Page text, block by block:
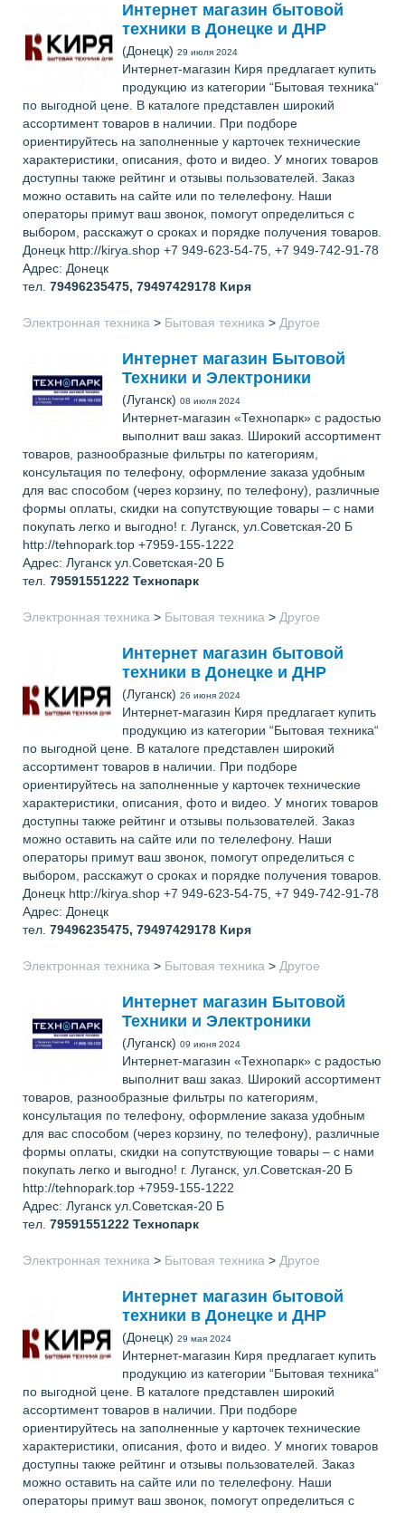
Интернет магазин бытовой
техники в Донецке и ДНР
(Донецк) 29 июля 2024
Интернет-магазин Киря предлагает купить
продукцию из категории “Бытовая техника“
по выгодной цене. В каталоге представлен широкий
ассортимент товаров в наличии. При подборе
ориентируйтесь на заполненные у карточек технические
характеристики, описания, фото и видео. У многих товаров
доступны также рейтинг и отзывы пользователей. Заказ
можно оставить на сайте или по телелефону. Наши
операторы примут ваш звонок, помогут определиться с
выбором, расскажут о сроках и порядке получения товаров.
Донецк http://kirya.shop +7 949-623-54-75, +7 949-742-91-78
Адрес: Донецк
тел. 79496235475, 79497429178 Киря
Электронная техника > Бытовая техника > Другое
Интернет магазин Бытовой
Техники и Электроники
(Луганск) 08 июля 2024
Интернет-магазин «Технопарк» с радостью
выполнит ваш заказ. Широкий ассортимент
товаров, разнообразные фильтры по категориям,
консультация по телефону, оформление заказа удобным
для вас способом (через корзину, по телефону), различные
формы оплаты, скидки на сопутствующие товары – с нами
покупать легко и выгодно! г. Луганск, ул.Советская-20 Б
http://tehnopark.top +7959-155-1222
Адрес: Луганск ул.Советская-20 Б
тел. 79591551222 Технопарк
Электронная техника > Бытовая техника > Другое
Интернет магазин бытовой
техники в Донецке и ДНР
(Луганск) 26 июня 2024
Интернет-магазин Киря предлагает купить
продукцию из категории “Бытовая техника“
по выгодной цене. В каталоге представлен широкий
ассортимент товаров в наличии. При подборе
ориентируйтесь на заполненные у карточек технические
характеристики, описания, фото и видео. У многих товаров
доступны также рейтинг и отзывы пользователей. Заказ
можно оставить на сайте или по телелефону. Наши
операторы примут ваш звонок, помогут определиться с
выбором, расскажут о сроках и порядке получения товаров.
Донецк http://kirya.shop +7 949-623-54-75, +7 949-742-91-78
Адрес: Донецк
тел. 79496235475, 79497429178 Киря
Электронная техника > Бытовая техника > Другое
Интернет магазин Бытовой
Техники и Электроники
(Луганск) 09 июня 2024
Интернет-магазин «Технопарк» с радостью
выполнит ваш заказ. Широкий ассортимент
товаров, разнообразные фильтры по категориям,
консультация по телефону, оформление заказа удобным
для вас способом (через корзину, по телефону), различные
формы оплаты, скидки на сопутствующие товары – с нами
покупать легко и выгодно! г. Луганск, ул.Советская-20 Б
http://tehnopark.top +7959-155-1222
Адрес: Луганск ул.Советская-20 Б
тел. 79591551222 Технопарк
Электронная техника > Бытовая техника > Другое
Интернет магазин бытовой
техники в Донецке и ДНР
(Донецк) 29 мая 2024
Интернет-магазин Киря предлагает купить
продукцию из категории “Бытовая техника“
по выгодной цене. В каталоге представлен широкий
ассортимент товаров в наличии. При подборе
ориентируйтесь на заполненные у карточек технические
характеристики, описания, фото и видео. У многих товаров
доступны также рейтинг и отзывы пользователей. Заказ
можно оставить на сайте или по телелефону. Наши
операторы примут ваш звонок, помогут определиться с